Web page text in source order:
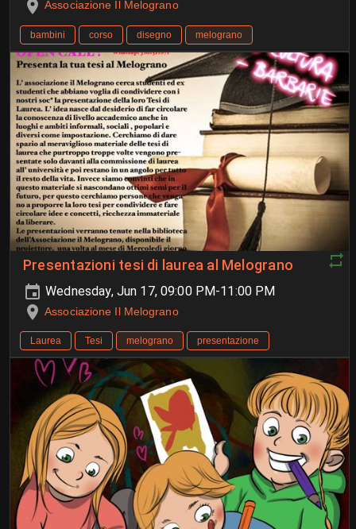
Associazione Il Melograno
bambini corso disegno melograno
Presentazioni tesi di laurea al Melograno
Wednesday, Jun 17, 09:00 PM-11:00 PM
Associazione Il Melograno
Laurea Tesi melograno presentazione